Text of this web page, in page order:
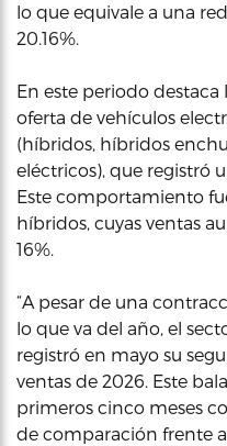
lo que equivale a una
20.16%.
En este periodo destaca
oferta de vehículos
(híbridos, híbridos
eléctricos), que registró
Este comportamiento
híbridos, cuyas ventas
16%.
“A pesar de una
lo que va del año, el
registró en mayo su
ventas de 2026. Este
primeros cinco meses
de comparación frente a